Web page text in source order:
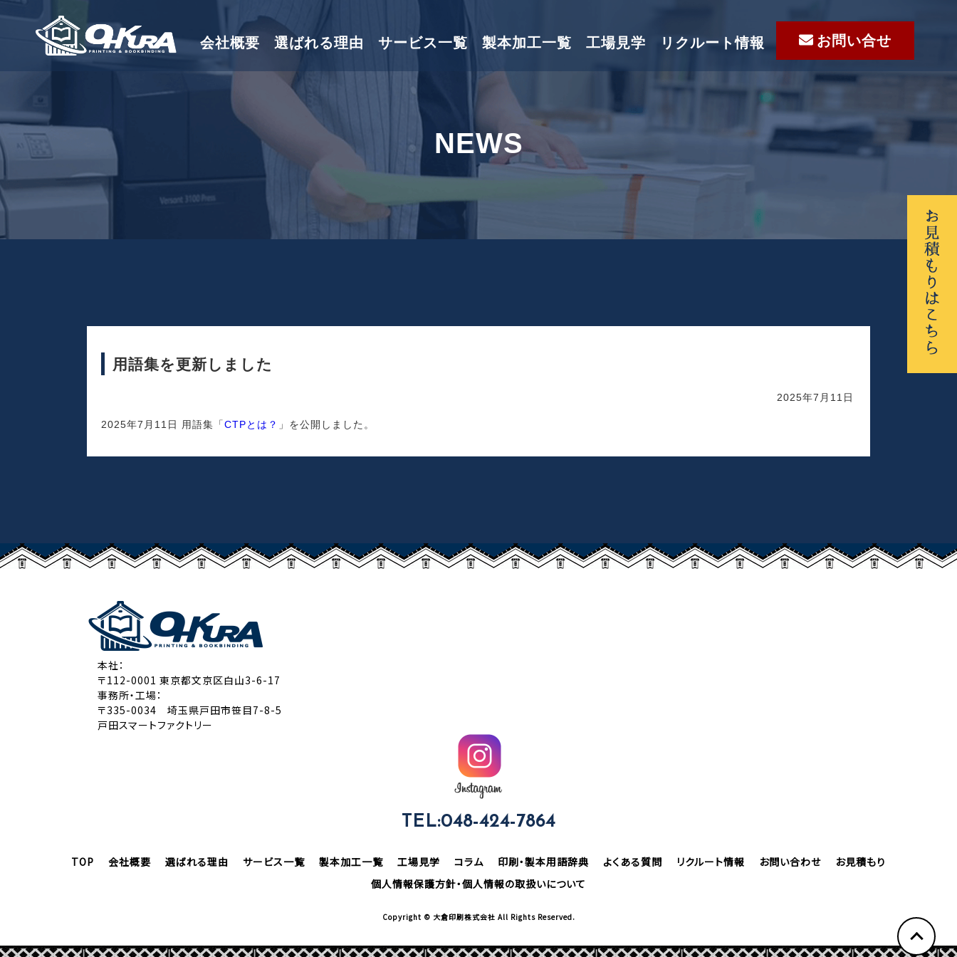
NEWS
会社概要 選ばれる理由 サービス一覧 製本加工一覧 工場見学 リクルート情報 お問い合せ
用語集を更新しました
2025年7月11日
2025年7月11日 用語集「CTPとは？ 」を公開しました。
本社：
〒112-0001 東京都文京区白山3-6-17
事務所・工場：
〒335-0034 埼玉県戸田市笹目7-8-5
戸田スマートファクトリー
TEL:048-424-7864
TOP 会社概要 選ばれる理由 サービス一覧 製本加工一覧 工場見学 コラム 印刷・製本用語辞典 よくある質問 リクルート情報 お問い合わせ
お見積もり
個人情報保護方針・個人情報の取扱いについて
Copyright © 大倉印刷株式会社 All Rights Reserved.